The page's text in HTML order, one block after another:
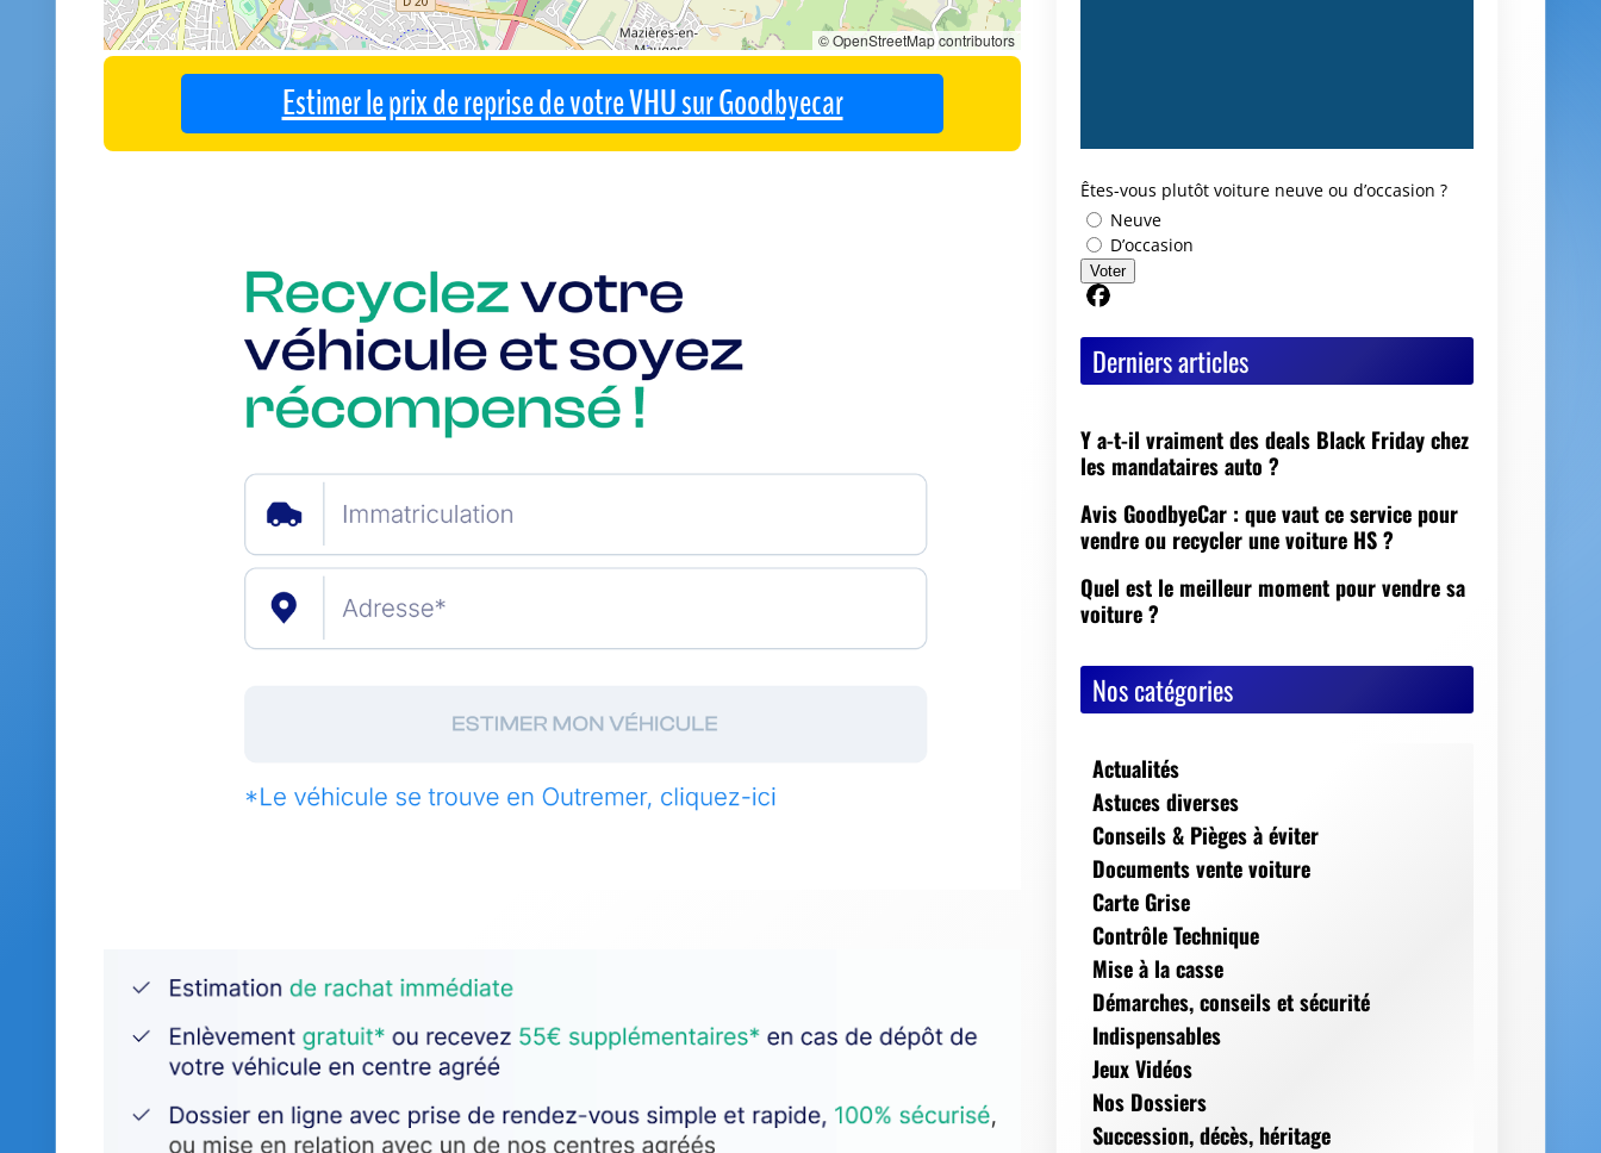
© OpenStreetMap contributors
Estimer le prix de reprise de votre VHU sur Goodbyecar
Êtes-vous plutôt voiture neuve ou d’occasion ?
Neuve
D’occasion
Voter
Derniers articles
Y a-t-il vraiment des deals Black Friday chez
les mandataires auto ?
Avis GoodbyeCar : que vaut ce service pour
vendre ou recycler une voiture HS ?
Quel est le meilleur moment pour vendre sa
voiture ?
Nos catégories
Actualités
Astuces diverses
Conseils & Pièges à éviter
Documents vente voiture
Carte Grise
Contrôle Technique
Mise à la casse
Démarches, conseils et sécurité
Indispensables
Jeux Vidéos
Nos Dossiers
Succession, décès, héritage